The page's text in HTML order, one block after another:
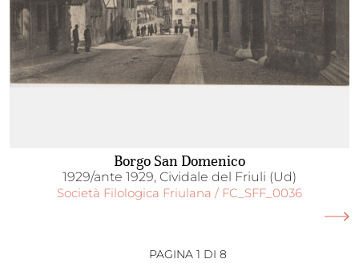
Borgo San Domenico
1929/ante 1929, Cividale del Friuli (Ud)
Società Filologica Friulana / FC_SFF_0036
PAGINA 1 DI 8